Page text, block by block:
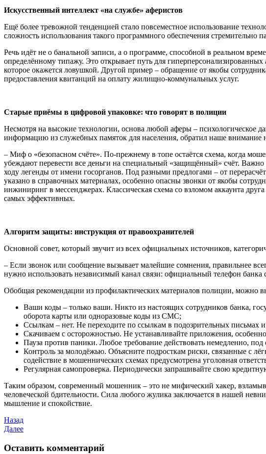
Искусственный интеллект «на службе» аферистов
Ещё более тревожной тенденцией стало повсеместное использование
сложность использования такого программного обеспечения стремительно
Речь идёт не о банальной записи, а о программе, способной в реальном
определённому типажу. Это открывает путь для
которое окажется ловушкой. Другой пример – обращение от якобы
предоставления квитанций на оплату жилищно-коммунальных услуг.
Старые приёмы в цифровой упаковке: что говорят в полиции
Несмотря на высокие технологии, основа любой аферы – психологическое
информацию из служебных памяток для населения, обратил наше
– Миф о «безопасном счёте». По-прежнему в топе остаётся схема, когда
убеждают перевести все деньги на специальный «защищённый» счёт. Важно
ходу легенды от имени госорганов. Под разными предлогами – от
указано в справочных материалах, особенно опасны звонки от якобы
инжиниринг в мессенджерах. Классическая схема со взломом аккаунта
самых эффективных.
Алгоритм защиты: инструкция от правоохранителей
Основной совет, который звучит из всех официальных источников,
– Если звонок или сообщение вызывает малейшие сомнения, правильнее
нужно использовать независимый канал связи: официальный телефон банка
Обобщая рекомендации из профилактических материалов полиции, можно
Ваши коды – только ваши. Никто из настоящих сотрудников банка,
оборота карты или одноразовые коды из СМС;
Ссылкам – нет. Не переходите по ссылкам в подозрительных письмах
Скачиваем с осторожностью. Не устанавливайте приложения,
Пауза против паники. Любое требование действовать немедленно,
Контроль за молодёжью. Объясните подросткам риски, связанные с
содействие в мошеннических схемах предусмотрена уголовная
Регулярная самопроверка. Периодически запрашивайте свою
Таким образом, современный мошенник – это не мифический хакер,
человеческой бдительности. Сила любого жулика заключается в нашей
мышление и спокойствие.
Назад
Далее
Оставить комментарий